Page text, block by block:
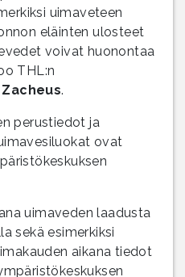
uimaveteen
eläinten ulosteet
voivat huonontaa
THL:n
.
perustiedot ja
ovat
uimaveden laadusta
sekä esimerkiksi
aikana tiedot